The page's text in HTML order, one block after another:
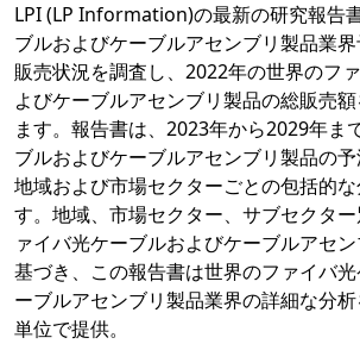
LPI (LP Information)の最新の研究報告
ブルおよびケーブルアセンブリ製品業
販売状況を調査し、2022年の世界のフ
よびケーブルアセンブリ製品の総販売
ます。報告書は、2023年から2029年ま
ブルおよびケーブルアセンブリ製品の予
地域および市場セクターごとの包括的
す。地域、市場セクター、サブセクタ
ァイバ光ケーブルおよびケーブルアセ
基づき、この報告書は世界のファイバ
ーブルアセンブリ製品業界の詳細な分
単位で提供。